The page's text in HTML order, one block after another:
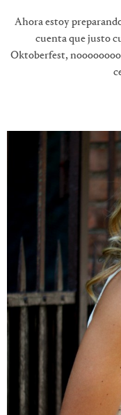
Ahora estoy
cuenta que justo
Oktoberfest,